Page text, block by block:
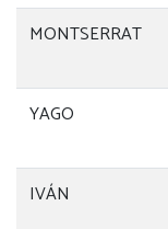
MONTSERRAT
YAGO
IVÁN